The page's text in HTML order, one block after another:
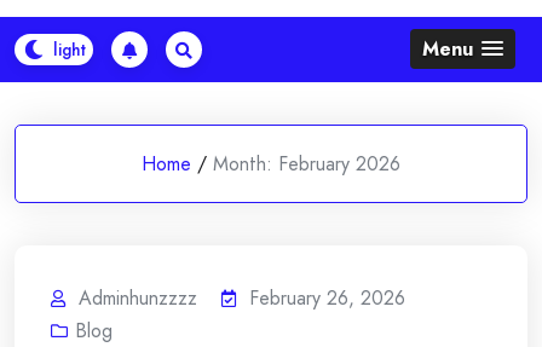
Menu
Home / Month: February 2026
Adminhunzzzz
February 26, 2026
Blog